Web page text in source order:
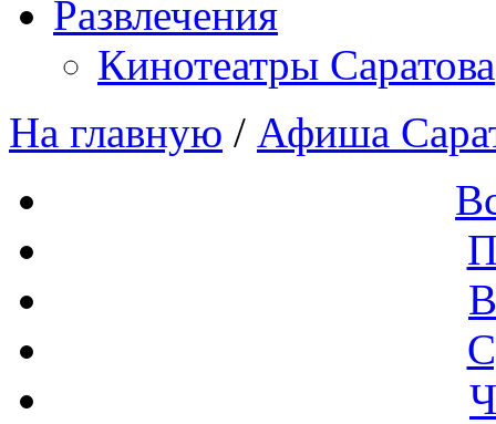
Развлечения
Кинотеатры Саратова
На главную / Афиша